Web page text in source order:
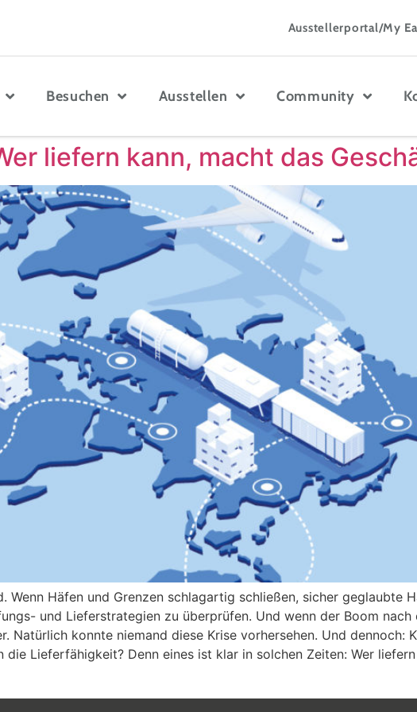
Ausstellerportal/My
Besuchen Ausstellen Community
liefern kann, macht das
Häfen und Grenzen schlagartig schließen, sicher geglaubte
und Lieferstrategien zu überprüfen. Und wenn der Boom nach
konnte niemand diese Krise vorhersehen. Und dennoch:
Lieferfähigkeit? Denn eines ist klar in solchen Zeiten: Wer